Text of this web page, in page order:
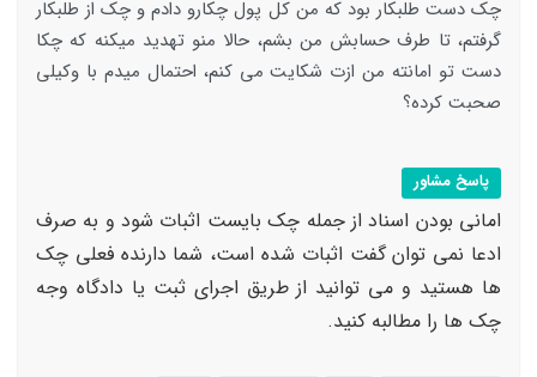
چک دست طلبکار بود که من کل پول چکارو دادم و چک از طلبکار
گرفتم، تا طرف حسابش من بشم، حالا منو تهدید میکنه که چکا
دست تو امانته من ازت شکایت می کنم، احتمال میدم با وکیلی
صحبت کرده؟
پاسخ مشاور
امانی بودن اسناد از جمله چک بایست اثبات شود و به صرف
ادعا نمی توان گفت اثبات شده است، شما دارنده فعلی چک
ها هستید و می توانید از طریق اجرای ثبت یا دادگاه وجه
چک ها را مطالبه کنید.